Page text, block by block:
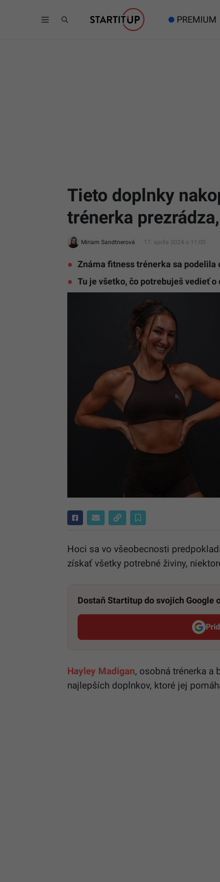
PREMIUM
Tieto doplnky
trénerka
Miriam Sandtnerová 17. apríla 2024 o 11:00
Známa fitness trénerka sa podelila
Tu je všetko, čo potrebuješ vedieť
Hoci sa vo všeobecnosti
získať všetky potrebné živiny,
Dostaň Startitup do svojich Google
Hayley Madigan, osobná trénerka a
najlepších doplnkov, ktoré jej